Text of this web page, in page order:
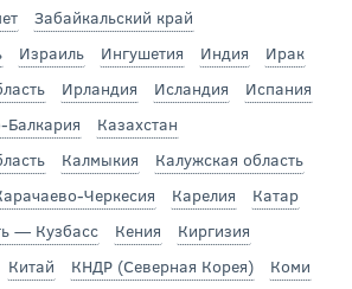
Забайкальский край
Израиль Ингушетия Индия
Ирак
Ирландия Исландия
Испания
Казахстан
Калмыкия
Калужская область
Черкесия Карелия
Катар
— Кузбасс
Кения
Киргизия
Китай КНДР (Северная Корея)
Коми